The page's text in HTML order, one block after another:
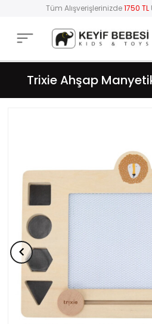
Tüm Alışverişlerinizde1750 TL
Trixie Ahşap